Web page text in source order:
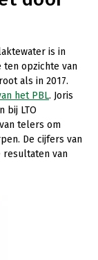
is in
ten opzichte van
als in 2017.
het PBL. Joris
bij LTO
telers om
De cijfers van
resultaten van